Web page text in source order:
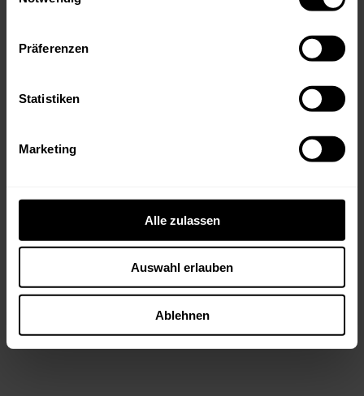
Präferenzen
Statistiken
Marketing
Alle zulassen
Auswahl erlauben
Ablehnen
Streng limitierte Kracher
Kollektionskisten
Die streng limitierten Kracher
Kollektionskisten geniessen Kultstatus und
hochwertigen Kisten und der Langlebigkeit